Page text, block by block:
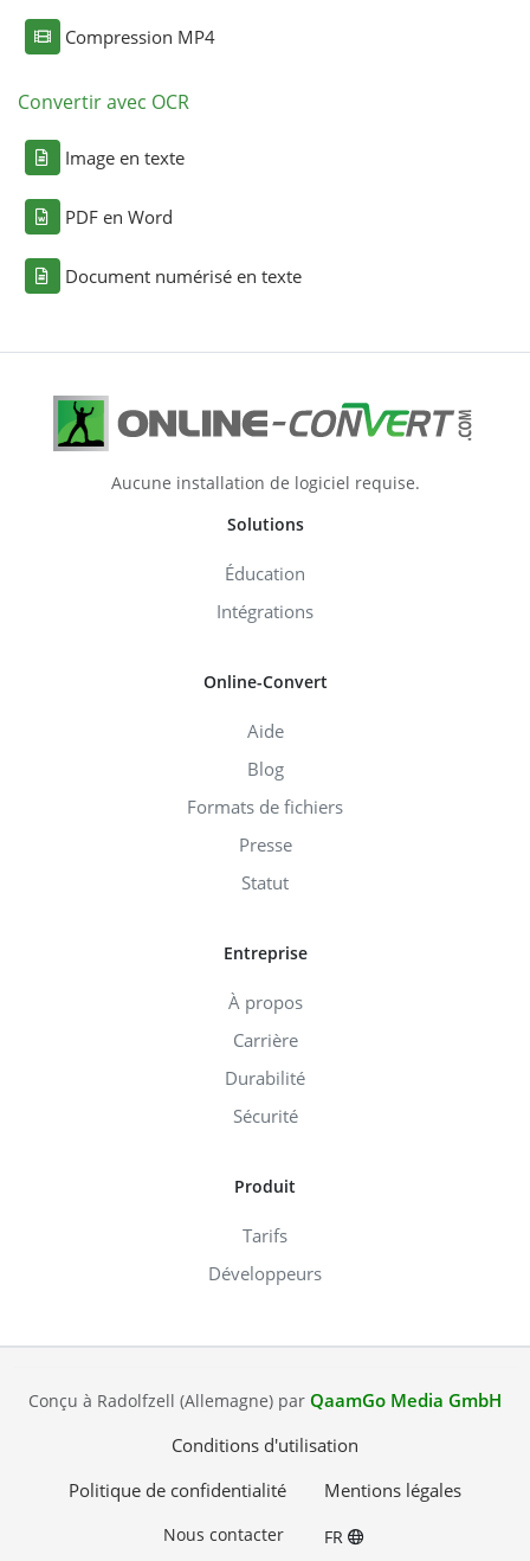
Compression MP4
Convertir avec OCR
Image en texte
PDF en Word
Document numérisé en texte
Aucune installation de logiciel requise.
Solutions
Éducation
Intégrations
Online-Convert
Aide
Blog
Formats de fichiers
Presse
Statut
Entreprise
À propos
Carrière
Durabilité
Sécurité
Produit
Tarifs
Développeurs
Conçu à Radolfzell (Allemagne) par QaamGo Media GmbH
Conditions d'utilisation
Politique de confidentialité
Mentions légales
Nous contacter FR